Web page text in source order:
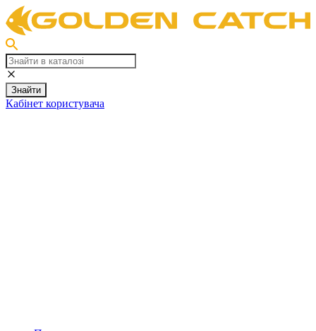
Знайти
Кабінет користувача